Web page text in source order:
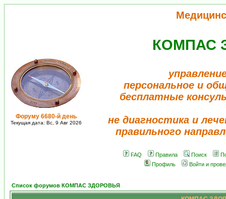
Форуму 6680-й день
Текущая дата: Вс, 9 Авг 2026
КОМПАС
персональное и
бесплатные
не диагностика и
правильного
FAQ Правила Поиск
Профиль
Войти и
Список форумов КОМПАС ЗДОРОВЬЯ